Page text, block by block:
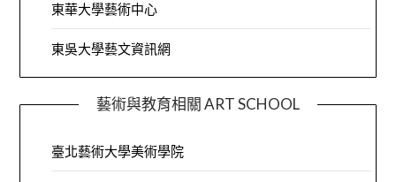
東華大學藝術中心
東吳大學藝文資訊網
藝術與教育相關 ART SCHOOL
臺北藝術大學美術學院